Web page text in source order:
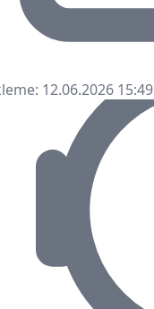
12.06.2026 15:49